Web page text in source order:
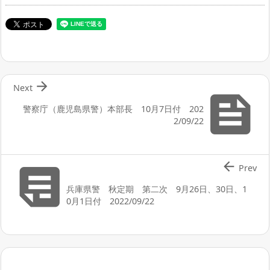

警察庁（鹿児島県警）本部長 10月7日付 202
2/09/22

Next
兵庫県警 秋定期 第二次 9月26日、30日、1
0月1日付 2022/09/22
 Prev